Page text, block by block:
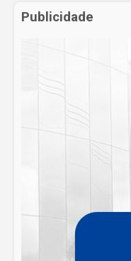
Publicidade